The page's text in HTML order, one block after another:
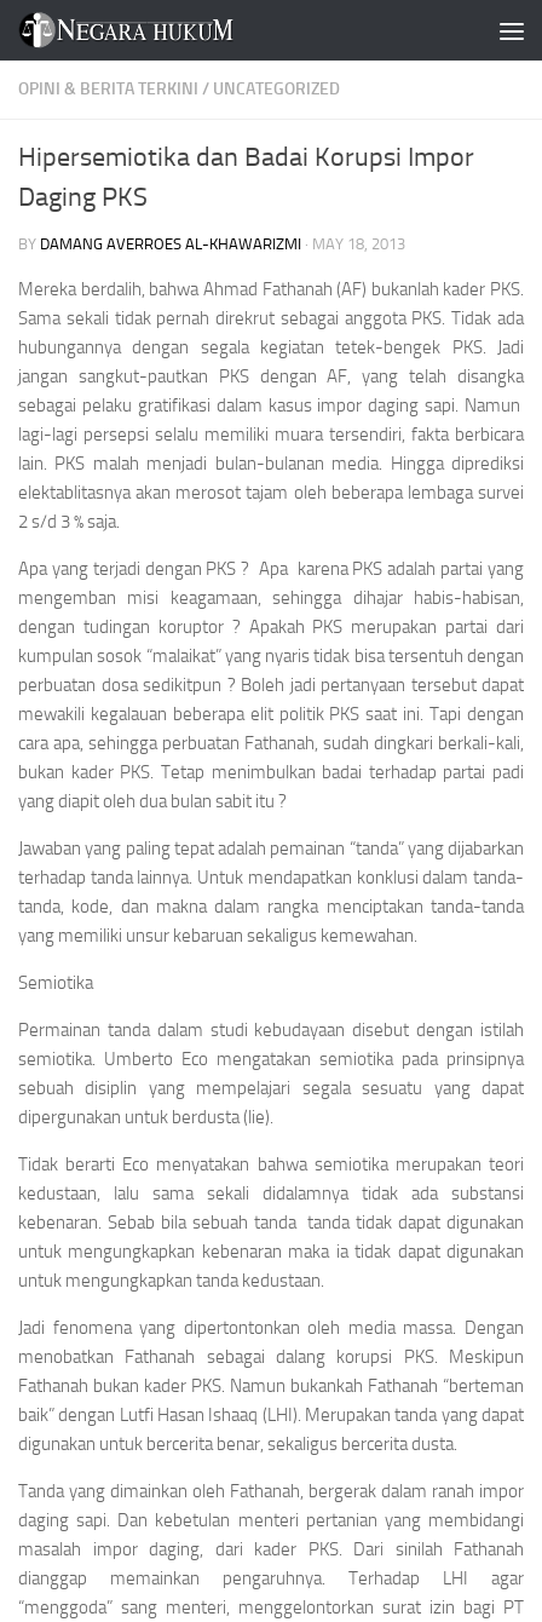
Skip to content
OPINI & BERITA TERKINI / UNCATEGORIZED
Hipersemiotika dan Badai Korupsi Impor
Daging PKS
BY DAMANG AVERROES AL-KHAWARIZMI · MAY 18, 2013
Mereka berdalih, bahwa Ahmad Fathanah (AF) bukanlah kader PKS.
Sama sekali tidak pernah direkrut sebagai anggota PKS. Tidak ada
hubungannya dengan segala kegiatan tetek-bengek PKS. Jadi
jangan sangkut-pautkan PKS dengan AF, yang telah disangka
sebagai pelaku gratifikasi dalam kasus impor daging sapi. Namun
lagi-lagi persepsi selalu memiliki muara tersendiri, fakta berbicara
lain. PKS malah menjadi bulan-bulanan media. Hingga diprediksi
elektablitasnya akan merosot tajam oleh beberapa lembaga survei
2 s/d 3 % saja.
Apa yang terjadi dengan PKS ? Apa karena PKS adalah partai yang
mengemban misi keagamaan, sehingga dihajar habis-habisan,
dengan tudingan koruptor ? Apakah PKS merupakan partai dari
kumpulan sosok “malaikat” yang nyaris tidak bisa tersentuh dengan
perbuatan dosa sedikitpun ? Boleh jadi pertanyaan tersebut dapat
mewakili kegalauan beberapa elit politik PKS saat ini. Tapi dengan
cara apa, sehingga perbuatan Fathanah, sudah dingkari berkali-kali,
bukan kader PKS. Tetap menimbulkan badai terhadap partai padi
yang diapit oleh dua bulan sabit itu ?
Jawaban yang paling tepat adalah pemainan “tanda” yang dijabarkan
terhadap tanda lainnya. Untuk mendapatkan konklusi dalam tanda-
tanda, kode, dan makna dalam rangka menciptakan tanda-tanda
yang memiliki unsur kebaruan sekaligus kemewahan.
Semiotika
Permainan tanda dalam studi kebudayaan disebut dengan istilah
semiotika. Umberto Eco mengatakan semiotika pada prinsipnya
sebuah disiplin yang mempelajari segala sesuatu yang dapat
dipergunakan untuk berdusta(lie).
Tidak berarti Eco menyatakan bahwa semiotika merupakan teori
kedustaan, lalu sama sekali didalamnya tidak ada substansi
kebenaran. Sebab bila sebuah tanda tanda tidak dapat digunakan
untuk mengungkapkan kebenaran maka ia tidak dapat digunakan
untuk mengungkapkan tanda kedustaan.
Jadi fenomena yang dipertontonkan oleh media massa. Dengan
menobatkan Fathanah sebagai dalang korupsi PKS. Meskipun
Fathanah bukan kader PKS. Namun bukankah Fathanah “berteman
baik” dengan Lutfi Hasan Ishaaq (LHI). Merupakan tanda yang dapat
digunakan untuk bercerita benar, sekaligus bercerita dusta.
Tanda yang dimainkan oleh Fathanah, bergerak dalam ranah impor
daging sapi. Dan kebetulan menteri pertanian yang membidangi
masalah impor daging, dari kader PKS. Dari sinilah Fathanah
dianggap memainkan pengaruhnya. Terhadap LHI agar
“menggoda” sang menteri, menggelontorkan surat izin bagi PT